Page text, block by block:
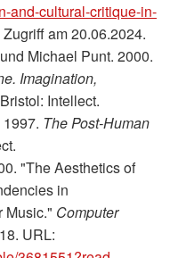
and-cultural-critique-in-
Zugriff am 20.06.2024.
Michael Punt. 2000.
Imagination,
Bristol: Intellect.
The Post-Human
"The Aesthetics of
in
Music." Computer
URL: